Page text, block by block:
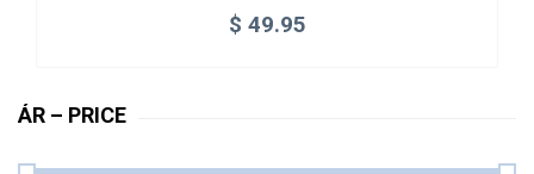
$ 49.95
ÁR – PRICE